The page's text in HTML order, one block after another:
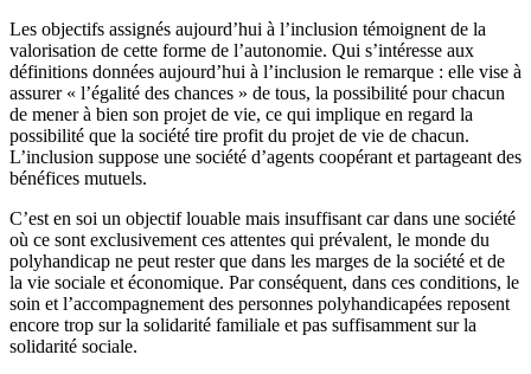
Les objectifs assignés aujourd’hui à l’inclusion témoignent de la
valorisation de cette forme de l’autonomie. Qui s’intéresse aux
définitions données aujourd’hui à l’inclusion le remarque : elle vise à
assurer « l’égalité des chances » de tous, la possibilité pour chacun
de mener à bien son projet de vie, ce qui implique en regard la
possibilité que la société tire profit du projet de vie de chacun.
L’inclusion suppose une société d’agents coopérant et partageant des
bénéfices mutuels.
C’est en soi un objectif louable mais insuffisant car dans une société
où ce sont exclusivement ces attentes qui prévalent, le monde du
polyhandicap ne peut rester que dans les marges de la société et de
la vie sociale et économique. Par conséquent, dans ces conditions, le
soin et l’accompagnement des personnes polyhandicapées reposent
encore trop sur la solidarité familiale et pas suffisamment sur la
solidarité sociale.